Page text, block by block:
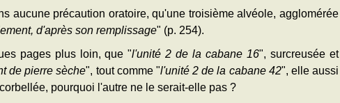
aucune précaution oratoire, qu'une troisième alvéole, agglomérée
d'après son remplissage" (p. 254).
pages plus loin, que "l'unité 2 de la cabane 16", surcreusée et
de pierre sèche", tout comme "l'unité 2 de la cabane 42", elle aussi
pourquoi l'autre ne le serait-elle pas ?